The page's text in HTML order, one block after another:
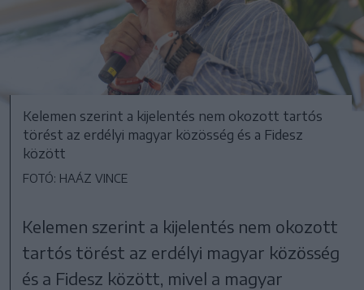
Kelemen szerint a kijelentés nem okozott tartós
törést az erdélyi magyar közösség és a Fidesz
között
FOTÓ: HAÁZ VINCE
Kelemen szerint a kijelentés nem okozott
tartós törést az erdélyi magyar közösség
és a Fidesz között, mivel a magyar